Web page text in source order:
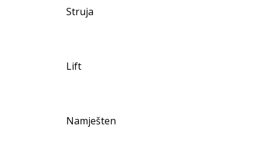
Struja
Lift
Namješten